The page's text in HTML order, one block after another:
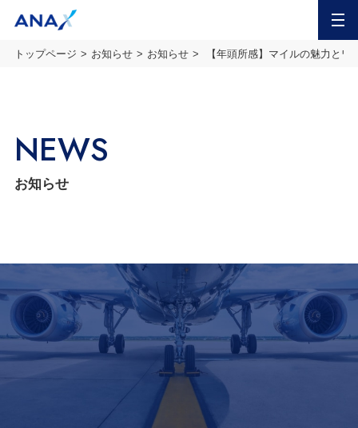
トップページ お知らせ お知らせ 【年頭所感】マイルの魅力とワ
NEWS
お知らせ